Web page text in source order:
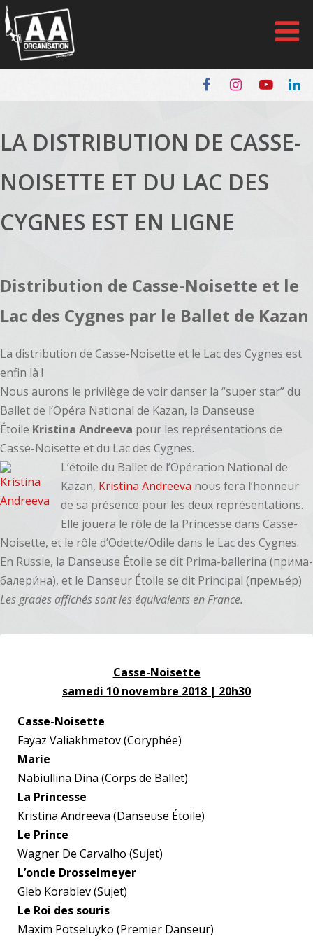
Panneau de gestion des cookies
LA DISTRIBUTION DE CASSE-
NOISETTE ET DU LAC DES
CYGNES EST EN LIGNE
Distribution de Casse-Noisette et le
Lac des Cygnes par le Ballet de Kazan
La distribution de Casse-Noisette et le Lac des Cygnes est
enfin là !
Nous aurons le privilège de voir danser la “super star” du
Ballet de l’Opéra National de Kazan, la Danseuse
Étoile Kristina Andreeva pour les représentations de
Casse-Noisette et du Lac des Cygnes.
L’étoile du Ballet de l’Opération National de
Kazan, Kristina Andreeva nous fera l’honneur
de sa présence pour les deux représentations.
Elle jouera le rôle de la Princesse dans Casse-
Noisette, et le rôle d’Odette/Odile dans le Lac des Cygnes.
En Russie, la Danseuse Étoile se dit Prima-ballerina (прима-
балери́на), et le Danseur Étoile se dit Principal (премье́р)
Les grades affichés sont les équivalents en France.
Casse-Noisette
samedi 10 novembre 2018 | 20h30
Casse-Noisette
Fayaz Valiakhmetov (Coryphée)
Marie
Nabiullina Dina (Corps de Ballet)
La Princesse
Kristina Andreeva (Danseuse Étoile)
Le Prince
Wagner De Carvalho (Sujet)
L’oncle Drosselmeyer
Gleb Korablev (Sujet)
Le Roi des souris
Maxim Potseluyko (Premier Danseur)